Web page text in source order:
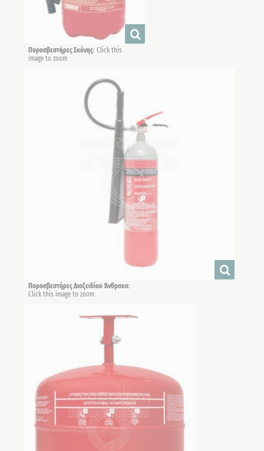
Πυροσβεστήρες Σκόνης: Click this
image to zoom
Πυροσβεστήρες Διοξειδίου Άνθρακα:
Click this image to zoom